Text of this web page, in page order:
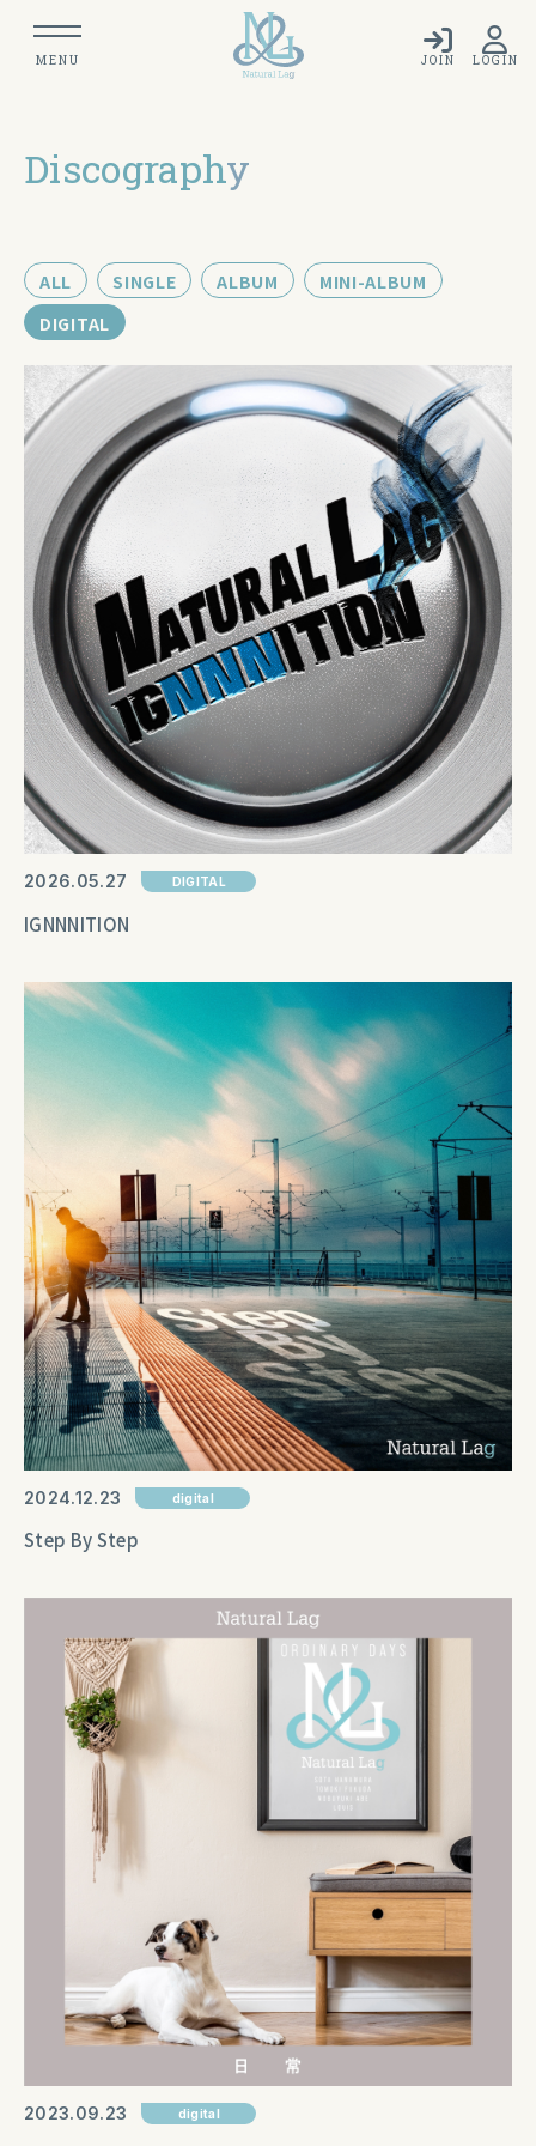
MENU JOIN LOGIN
Discography
ALL SINGLE ALBUM
MINI-ALBUM
DIGITAL
2026 05 27 DIGITAL
IGNNNITION
2024 12 23 digital
Step By Step
2023 09 23 digital